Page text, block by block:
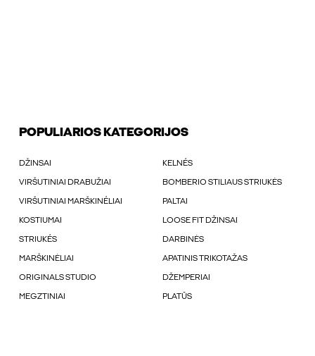
POPULIARIOS KATEGORIJOS
DŽINSAI KELNÉS
VIRŠUTINIAI DRABUŽIAI BOMBERIO STILIAUS STRIUKĖS
VIRŠUTINIAI MARŠKINÉLIAI PALTAI
KOSTIUMAI LOOSE FIT DŽINSAI
STRIUKÉS DARBINĖS
MARŠKINĖLIAI APATINIS TRIKOTAŽAS
ORIGINALS STUDIO DŽEMPERIAI
MEGZTINIAI PLATŪS